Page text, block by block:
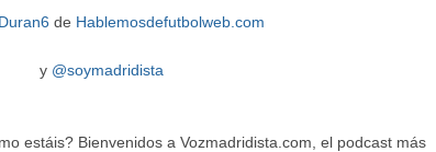
de Hablemosdefutbolweb.com
y @soymadridista
estáis? Bienvenidos a Vozmadridista.com, el podcast más